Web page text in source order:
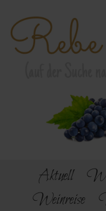
Aktuell
Weinreise